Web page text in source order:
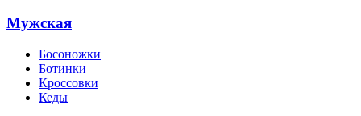
Мужская
Босоножки
Ботинки
Кроссовки
Кеды